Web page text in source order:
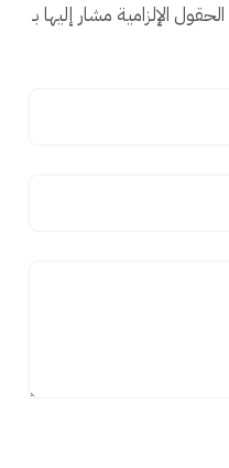
الحقول الإلزامية مشار إليها بـ